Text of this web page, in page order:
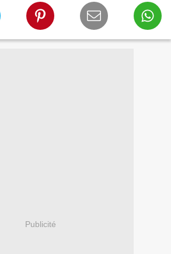
Publicité